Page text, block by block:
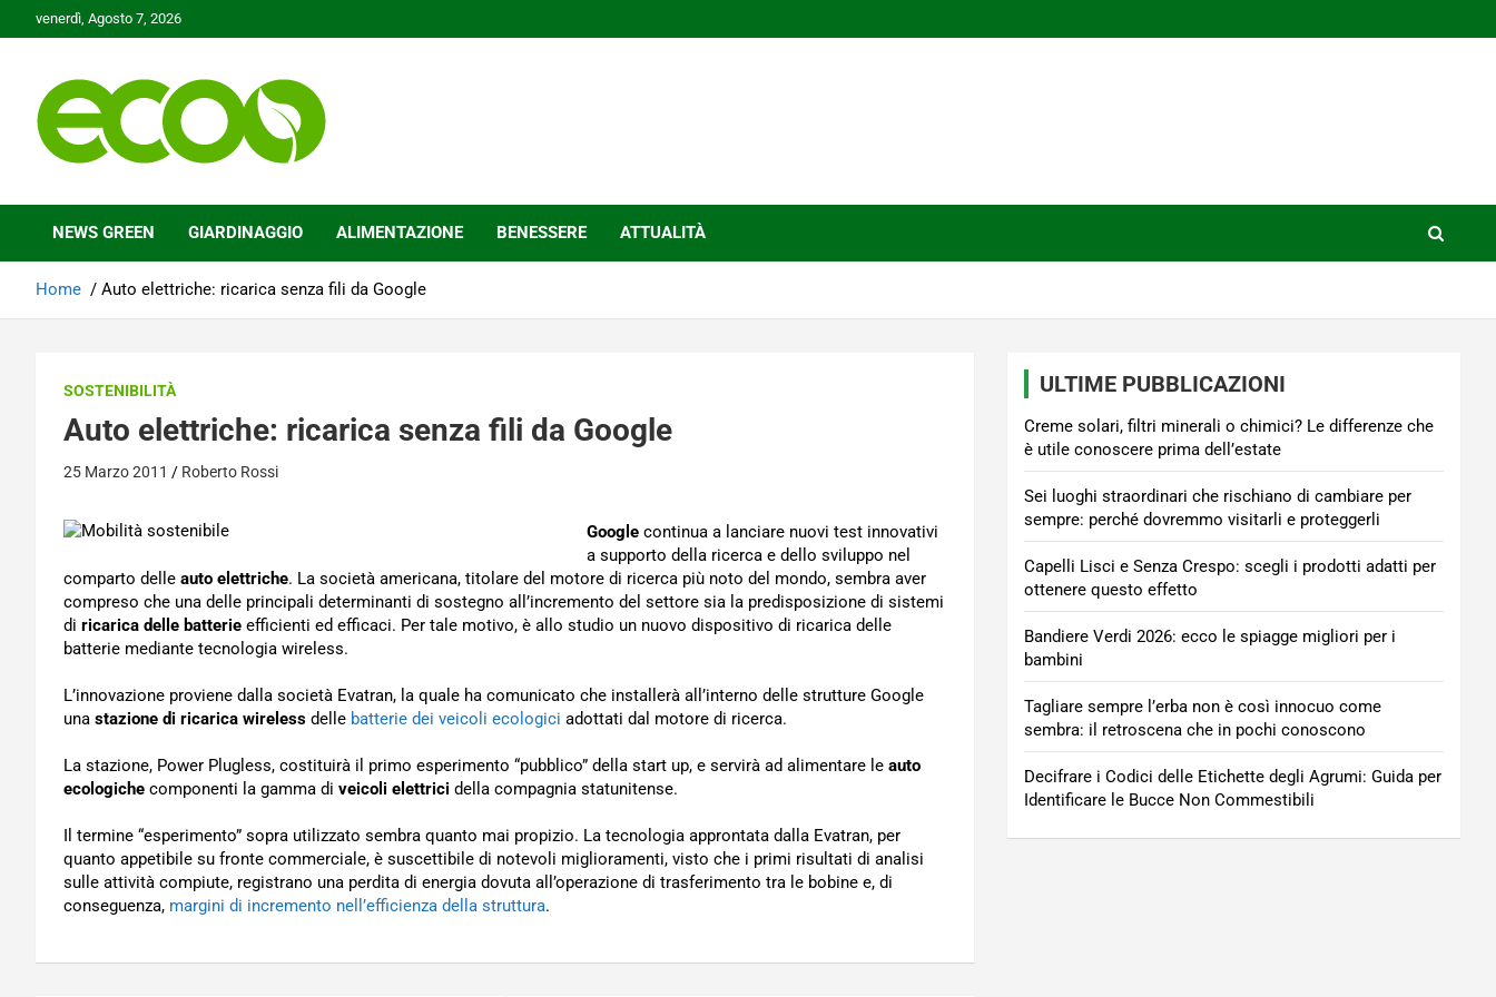
to
venerdì, Agosto 7, 2026
Ecoo.it
NEWS GREEN GIARDINAGGIO ALIMENTAZIONE BENESSERE ATTUALITÀ
Home Auto elettriche: ricarica senza fili da Google
SOSTENIBILITÀ
Auto elettriche: ricarica senza fili da Google
25 Marzo 2011 Roberto Rossi
Google continua a lanciare nuovi test innovativi
a supporto della ricerca e dello sviluppo nel
comparto delle auto elettriche. La società americana, titolare del motore di ricerca più noto del mondo, sembra aver
compreso che una delle principali determinanti di sostegno all’incremento del settore sia la predisposizione di sistemi
di ricarica delle batterie efficienti ed efficaci. Per tale motivo, è allo studio un nuovo dispositivo di ricarica delle
batterie mediante tecnologia wireless.
L’innovazione proviene dalla società Evatran, la quale ha comunicato che installerà all’interno delle strutture Google
una stazione di ricarica wireless delle batterie dei veicoli ecologici adottati dal motore di ricerca.
La stazione, Power Plugless, costituirà il primo esperimento “pubblico” della start up, e servirà ad alimentare le auto
ecologiche componenti la gamma di veicoli elettrici della compagnia statunitense.
Il termine “esperimento” sopra utilizzato sembra quanto mai propizio. La tecnologia approntata dalla Evatran, per
quanto appetibile su fronte commerciale, è suscettibile di notevoli miglioramenti, visto che i primi risultati di analisi
sulle attività compiute, registrano una perdita di energia dovuta all’operazione di trasferimento tra le bobine e, di
conseguenza, margini di incremento nell’efficienza della struttura.
ULTIME PUBBLICAZIONI
Creme solari, filtri minerali o chimici? Le differenze che
è utile conoscere prima dell’estate
Sei luoghi straordinari che rischiano di cambiare per
sempre: perché dovremmo visitarli e proteggerli
Capelli Lisci e Senza Crespo: scegli i prodotti adatti per
ottenere questo effetto
Bandiere Verdi 2026: ecco le spiagge migliori per i
bambini
Tagliare sempre l’erba non è così innocuo come
sembra: il retroscena che in pochi conoscono
Decifrare i Codici delle Etichette degli Agrumi: Guida per
Identificare le Bucce Non Commestibili